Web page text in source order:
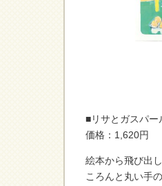
■リサとガスパー
価格：1,620円
絵本から飛び出
ころんと丸い手